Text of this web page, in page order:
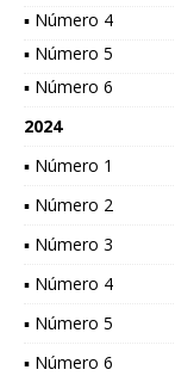
▪ Número 4
▪ Número 5
▪ Número 6
2024
▪ Número 1
▪ Número 2
▪ Número 3
▪ Número 4
▪ Número 5
▪ Número 6